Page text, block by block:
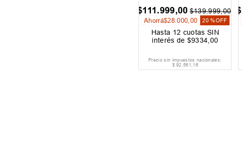
$111.999,00 $139.999,00
Ahorrá$28.000 00 20 %OFF
Hasta 12 cuotas SIN
interés de $9334 00
Precio sin impuestos nacionales:
$ 92.561,16
$